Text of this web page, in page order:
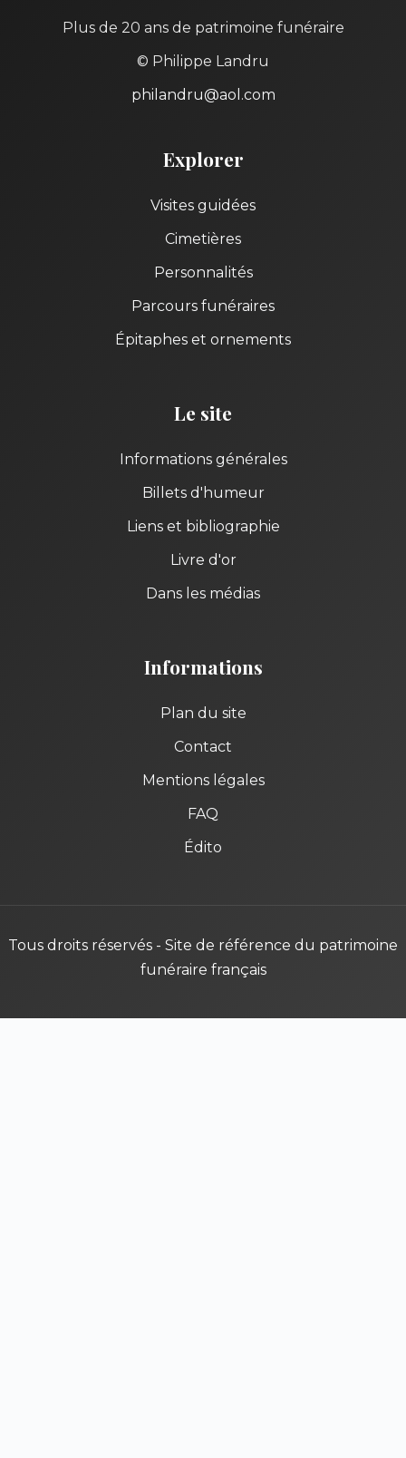
Plus de 20 ans de patrimoine funéraire
© Philippe Landru
philandru@aol.com
Explorer
Visites guidées
Cimetières
Personnalités
Parcours funéraires
Épitaphes et ornements
Le site
Informations générales
Billets d'humeur
Liens et bibliographie
Livre d'or
Dans les médias
Informations
Plan du site
Contact
Mentions légales
FAQ
Édito
Tous droits réservés - Site de référence du patrimoine
funéraire français